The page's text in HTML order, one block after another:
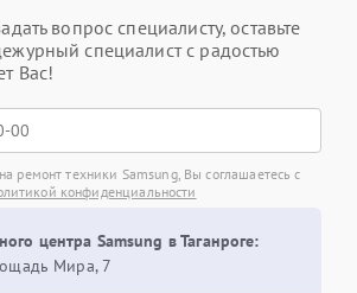
вопрос специалисту, оставьте
специалист с радостью
Вас!
ремонт техники Samsung, Вы соглашаетесь с
конфиденциальности
центра Samsung в Таганроге:
Мира, 7